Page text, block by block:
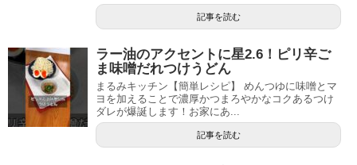
記事を読む
ラー油のアクセントに星2.6！ピリ辛ご
ま味噌だれつけうどん
まるみキッチン【簡単レシピ】 めんつゆに味噌とマ
ヨを加えることで濃厚かつまろやかなコクあるつけ
ダレが爆誕します！お家にあ...
記事を読む